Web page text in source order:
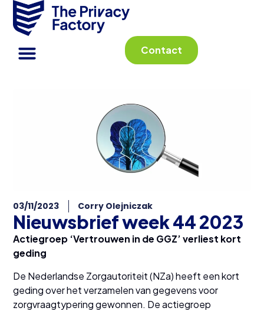
Contact
03/11/2023 Corry Olejniczak
Nieuwsbrief week 44 2023
Actiegroep ‘Vertrouwen in de GGZ’ verliest kort
geding
De Nederlandse Zorgautoriteit (NZa) heeft een kort
geding over het verzamelen van gegevens voor
zorgvraagtypering gewonnen. De actiegroep